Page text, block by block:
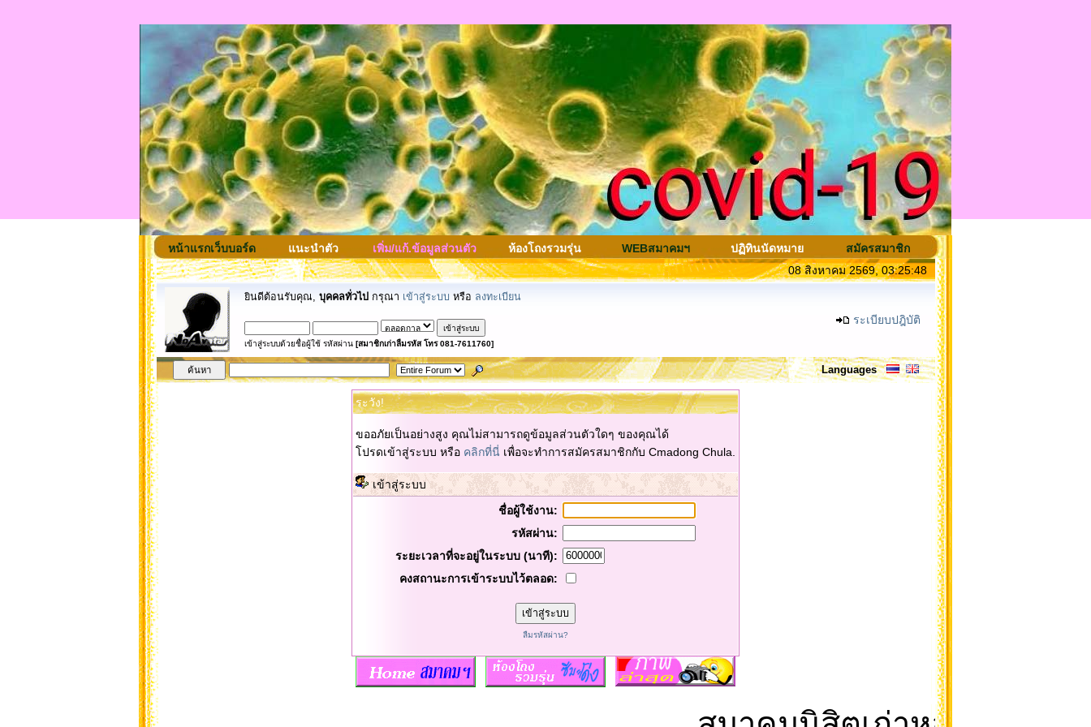
หน้าแรกเว็บบอร์ด แนะนำตัว เพิ่ม/แก้.ข้อมูลส่วนตัว ห้องโถงรวมรุ่น WEBสมาคมฯ ปฏิทินนัดหมาย
สมัครสมาชิก
08 สิงหาคม 2569, 03:25:48
ยินดีต้อนรับคุณ, บุคคลทั่วไป กรุณา เข้าสู่ระบบ หรือ ลงทะเบียน
เข้าสู่ระบบด้วยชื่อผู้ใช้ รหัสผ่าน [สมาชิกเก่าลืมรหัส โทร 081-7611760]
ระเบียบปฎิบัติ
Languages
ระวัง!
ขออภัยเป็นอย่างสูง คุณไม่สามารถดูข้อมูลส่วนตัวใดๆ ของคุณได้
โปรดเข้าสู่ระบบ หรือ คลิกที่นี่ เพื่อจะทำการสมัครสมาชิกกับ Cmadong Chula.
เข้าสู่ระบบ
ชื่อผู้ใช้งาน:
รหัสผ่าน:
ระยะเวลาที่จะอยู่ในระบบ (นาที):
คงสถานะการเข้าระบบไว้ตลอด:
ลืมรหัสผ่าน?